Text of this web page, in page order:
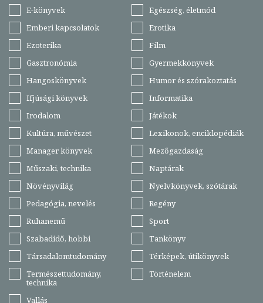
E-könyvek
Egészség, életmód
Emberi kapcsolatok
Erotika
Ezoterika
Film
Gasztronómia
Gyermekkönyvek
Hangoskönyvek
Humor és szórakoztatás
Ifjúsági könyvek
Informatika
Irodalom
Játékok
Kultúra, művészet
Lexikonok, enciklopédiák
Manager könyvek
Mezőgazdaság
Műszaki, technika
Naptárak
Növényvilág
Nyelvkönyvek, szótárak
Pedagógia, nevelés
Regény
Ruhanemű
Sport
Szabadidő, hobbi
Tankönyv
Társadalomtudomány
Térképek, útikönyvek
Természettudomány,
technika
Történelem
Vallás